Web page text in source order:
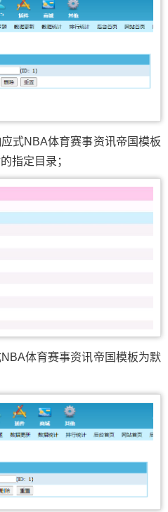
式NBA体育赛事资讯帝国模板
指定目录；
体育赛事资讯帝国模板为默